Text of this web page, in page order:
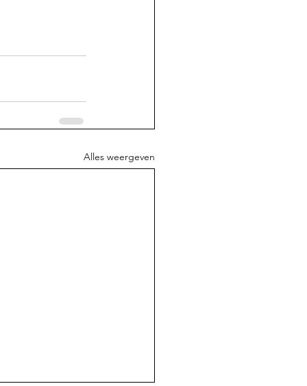
Alles weergeven